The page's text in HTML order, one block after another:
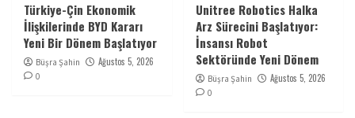
Türkiye-Çin Ekonomik
İlişkilerinde BYD Kararı
Yeni Bir Dönem Başlatıyor
Büşra Şahin Ağustos 5, 2026
0
Unitree Robotics Halka
Arz Sürecini Başlatıyor:
İnsansı Robot
Sektöründe Yeni Dönem
Büşra Şahin Ağustos 5, 2026
0